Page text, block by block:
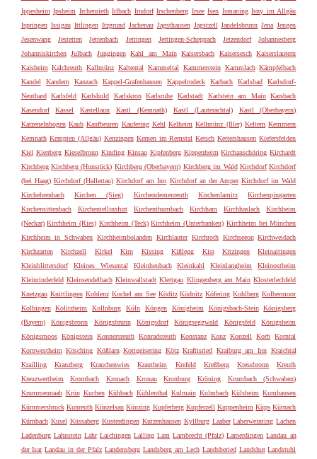
Ippesheim Ipsheim Irchenrieth Irlbach Irndorf Irschenberg Irsee Isen Ismaning Isny im Allgäu
Ispringen Issigau Ittlingen Itzgrund Jachenau Jagsthausen Jagstzell Jandelsbrunn Jena Jengen
Jesenwang
Jestetten Jettenbach Jettingen Jettingen-Scheppach Jetzendorf
Johannesberg
Johanniskirchen
Julbach Jungingen Kahl am Main Kaisersbach Kaisersesch
Kaiserslautern
Kaisheim Kalchreuth Kallmünz Kaltental Kammeltal Kammerstein Kammlach Kämpfelbach
Kandel
Kandern Kanzach Kappel-Grafenhausen Kappelrodeck Karbach Karlsbad
Karlsdorf-
Neuthard
Karlsfeld Karlshuld Karlskron Karlsruhe Karlstadt Karlstein am Main
Karsbach
Kasendorf
Kassel Kastellaun Kastl (Kemnath) Kastl (Lauterachtal)
Kastl (Oberbayern)
Katzenelnbogen Kaub Kaufbeuren Kaufering Kehl Kelheim Kellmünz (Iller) Keltern Kemmern
Kemnath Kempten (Allgäu) Kenzingen Kernen im Remstal Ketsch Kettershausen Kiefersfelden
Kiel Kienberg Kieselbronn Kinding Kinsau Kipfenberg Kippenheim Kirchanschöring Kirchardt
Kirchberg Kirchberg (Hunsrück) Kirchberg (Oberbayern) Kirchberg im Wald Kirchdorf Kirchdorf
(bei Haag) Kirchdorf (Hallertau) Kirchdorf am Inn Kirchdorf an der Amper Kirchdorf im Wald
Kirchehrenbach
Kirchen (Sieg) Kirchendemenreuth Kirchenlamitz
Kirchenpingarten
Kirchensittenbach
Kirchentellinsfurt Kirchenthumbach Kirchham Kirchhaslach
Kirchheim
(Neckar) Kirchheim (Ries) Kirchheim (Teck) Kirchheim (Unterfranken) Kirchheim bei München
Kirchheim in Schwaben Kirchheimbolanden Kirchlauter Kirchroth Kirchseeon Kirchweidach
Kirchzarten
Kirchzell Kirkel Kirn Kissing Kißlegg Kist Kitzingen
Kleinaitingen
Kleinblittersdorf
Kleines Wiesental Kleinheubach Kleinkahl Kleinlangheim
Kleinostheim
Kleinrinderfeld Kleinsendelbach Kleinwallstadt Klettgau Klingenberg am Main Klosterlechfeld
Knetzgau Knittlingen Koblenz Kochel am See Köditz Ködnitz Köfering Kohlberg Kolbermoor
Kolbingen
Kolitzheim Kollnburg Köln Köngen Königheim Königsbach-Stein
Königsberg
(Bayern)
Königsbronn Königsbrunn Königsdorf Königseggwald Königsfeld
Königsheim
Königsmoos Königstein Konnersreuth Konradsreuth Konstanz Konz Konzell Korb Korntal
Kornwestheim Kösching Kößlarn Kottgeisering Kötz Kraftisried Kraiburg am Inn Kraichtal
Krailling
Kranzberg Krauchenwies Krautheim Krefeld Kreßberg Kressbronn
Kreuth
Kreuzwertheim
Krombach Kronach Kronau Kronburg Kröning
Krumbach (Schwaben)
Krummennaab Krün Kuchen Kühbach Kühlenthal Kulmain Kulmbach Külsheim Kumhausen
Kümmersbruck Kunreuth Künzelsau Künzing Kupferberg Kupferzell Kuppenheim Küps Kürnach
Kürnbach Kusel Küssaberg Kusterdingen Kutzenhausen Kyllburg Laaber Laberweinting Lachen
Ladenburg Lahnstein Lahr Laichingen Lalling Lam Lambrecht (Pfalz) Lamerdingen Landau an
der Isar Landau in der Pfalz Landensberg Landsberg am Lech Landsberied Landshut Landstuhl